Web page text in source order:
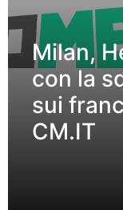
Milan,
con la
sui
CM.IT